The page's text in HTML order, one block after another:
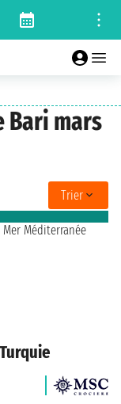
Bari mars
Trier